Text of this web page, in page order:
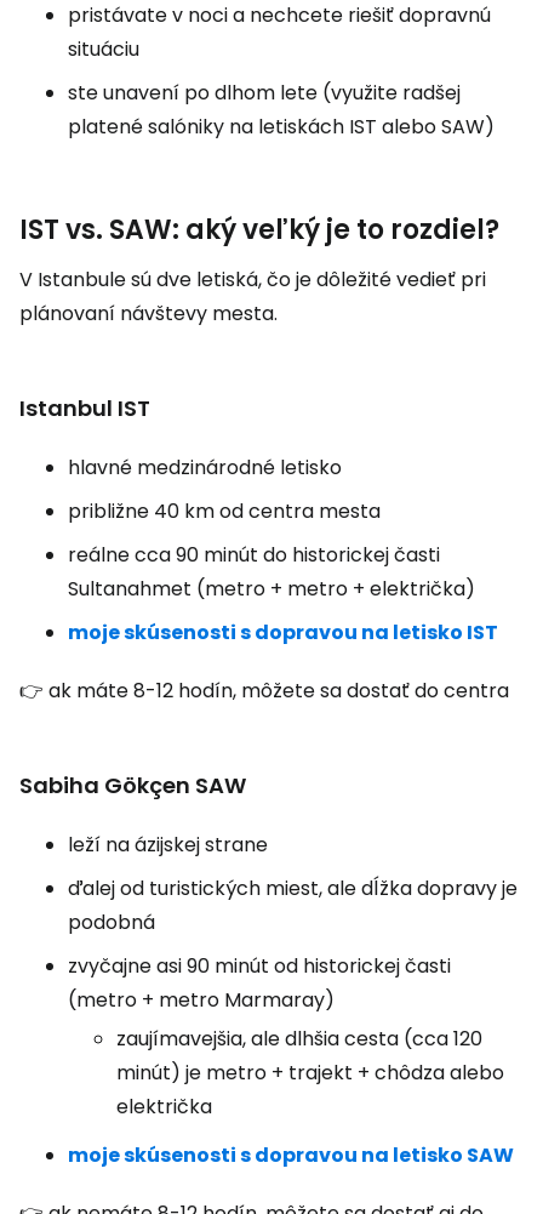
pristávate v noci a nechcete riešiť dopravnú
situáciu
ste unavení po dlhom lete (využite radšej
platené salóniky na letiskách IST alebo SAW)
IST vs. SAW: aký veľký je to rozdiel?
V Istanbule sú dve letiská, čo je dôležité vedieť pri
plánovaní návštevy mesta.
Istanbul IST
hlavné medzinárodné letisko
približne 40 km od centra mesta
reálne cca 90 minút do historickej časti
Sultanahmet (metro + metro + električka)
moje skúsenosti s dopravou na letisko IST
👉 ak máte 8-12 hodín, môžete sa dostať do centra
Sabiha Gökçen SAW
leží na ázijskej strane
ďalej od turistických miest, ale dĺžka dopravy je
podobná
zvyčajne asi 90 minút od historickej časti
(metro + metro Marmaray)
zaujímavejšia, ale dlhšia cesta (cca 120
minút) je metro + trajekt + chôdza alebo
električka
moje skúsenosti s dopravou na letisko SAW